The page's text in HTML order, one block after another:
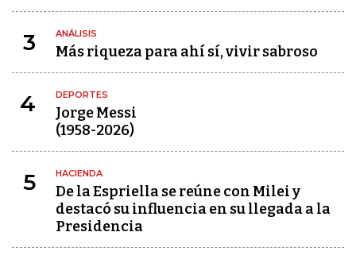
3 ANÁLISIS
Más riqueza para ahí sí, vivir sabroso
4 DEPORTES
Jorge Messi
(1958-2026)
5 HACIENDA
De la Espriella se reúne con Milei y
destacó su influencia en su llegada a la
Presidencia